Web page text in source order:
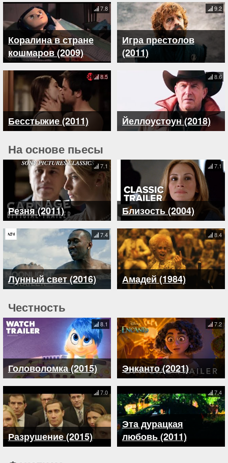
Коралина в стране
кошмаров (2009)
7.8
Игра престолов
(2011)
9.2
Бесстыжие (2011)
8.5
Йеллоустоун (2018)
8.6
На основе пьесы
Резня (2011)
7.1
Близость (2004)
7.1
Лунный свет (2016)
7.4
Амадей (1984)
8.4
Честность
Головоломка (2015)
8.1
Энканто (2021)
7.2
Разрушение (2015)
7.0
Эта дурацкая
любовь (2011)
7.4